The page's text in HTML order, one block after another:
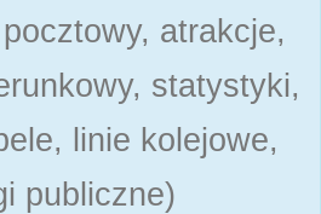
atrakcje,
statystyki,
linie kolejowe,
publiczne)